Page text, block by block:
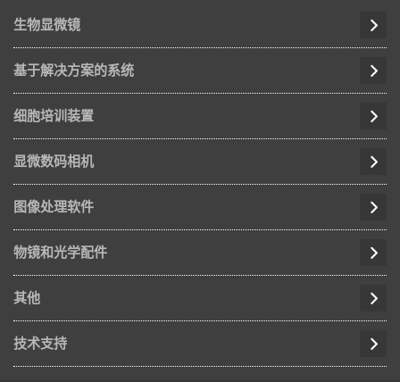
生物显微镜
基于解决方案的系统
细胞培训装置
显微数码相机
图像处理软件
物镜和光学配件
其他
技术支持